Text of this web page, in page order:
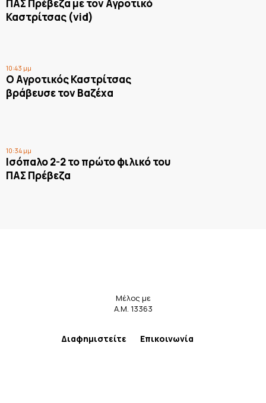
ΠΑΣ Πρέβεζα με τον Αγροτικό
Καστρίτσας (vid)
10:43 μμ
Ο Αγροτικός Καστρίτσας
βράβευσε τον Βαζέχα
10:34 μμ
Ισόπαλο 2-2 το πρώτο φιλικό του
ΠΑΣ Πρέβεζα
Μέλος με
Α.Μ. 13363
Διαφημιστείτε Επικοινωνία